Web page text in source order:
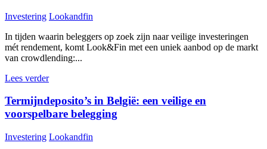
Investering Lookandfin
In tijden waarin beleggers op zoek zijn naar veilige investeringen
mét rendement, komt Look&Fin met een uniek aanbod op de markt
van crowdlending:...
Lees verder
Termijndeposito’s in België: een veilige en
voorspelbare belegging
Investering Lookandfin